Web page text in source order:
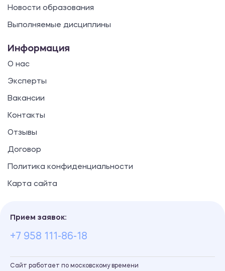
Новости образования
Выполняемые дисциплины
Информация
О нас
Эксперты
Вакансии
Контакты
Отзывы
Договор
Политика конфиденциальности
Карта сайта
Прием заявок:
+7 958 111-86-18
Сайт работает по московскому времени